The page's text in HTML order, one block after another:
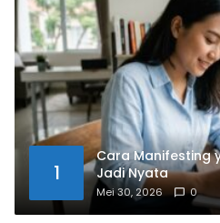
1
Cara Manifesting
Jadi Nyata
Mei 30, 2026 0